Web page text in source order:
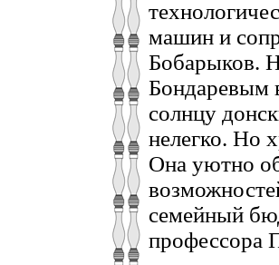
машин и
Бобарыков.
солнцу
нелегко. Но
Она уютно
семейный
профессора